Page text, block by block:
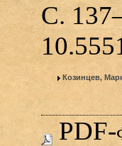
С.
Козинцев,
PDF-